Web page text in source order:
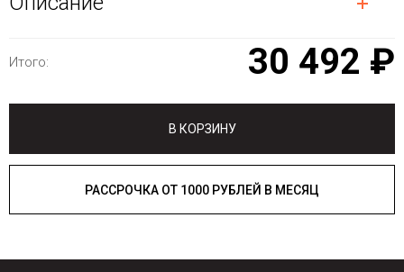
Итого: 30 492 ₽
В КОРЗИНУ
РАССРОЧКА ОТ 1000 РУБЛЕЙ В МЕСЯЦ